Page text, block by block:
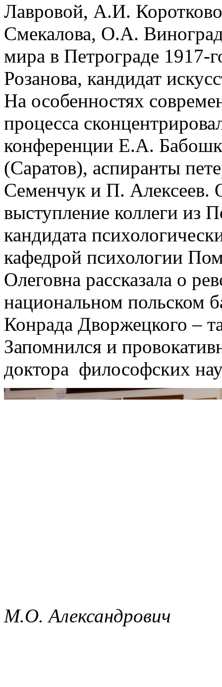
Лавровой, А.И.
Смекалова, О.А.
мира в Петрограде 1917-
Розанова, кандидат
На особенностях
процесса
конференции Е.А.
(Саратов), аспиранты
Семенчук и П. Алексеев.
выступление коллеги
кандидата
кафедрой психологии
Олеговна рассказала о
национальном польском
Конрада Дворжецкого –
Запомнился и
доктора философских
М.О. Александрович